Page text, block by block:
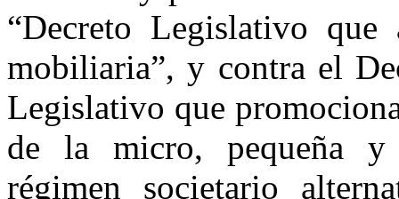
“Decreto Legislativo
mobiliaria”, y contra el
Legislativo que
de la micro, pequeña y
régimen societario